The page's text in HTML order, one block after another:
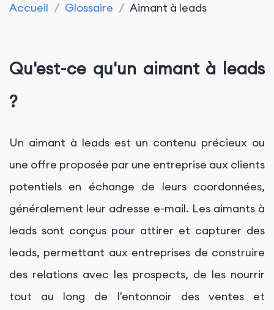
Accueil / Glossaire / Aimant à leads
Qu'est-ce qu'un aimant à leads
?
Un aimant à leads est un contenu précieux ou
une offre proposée par une entreprise aux clients
potentiels en échange de leurs coordonnées,
généralement leur adresse e-mail. Les aimants à
leads sont conçus pour attirer et capturer des
leads, permettant aux entreprises de construire
des relations avec les prospects, de les nourrir
tout au long de l'entonnoir des ventes et